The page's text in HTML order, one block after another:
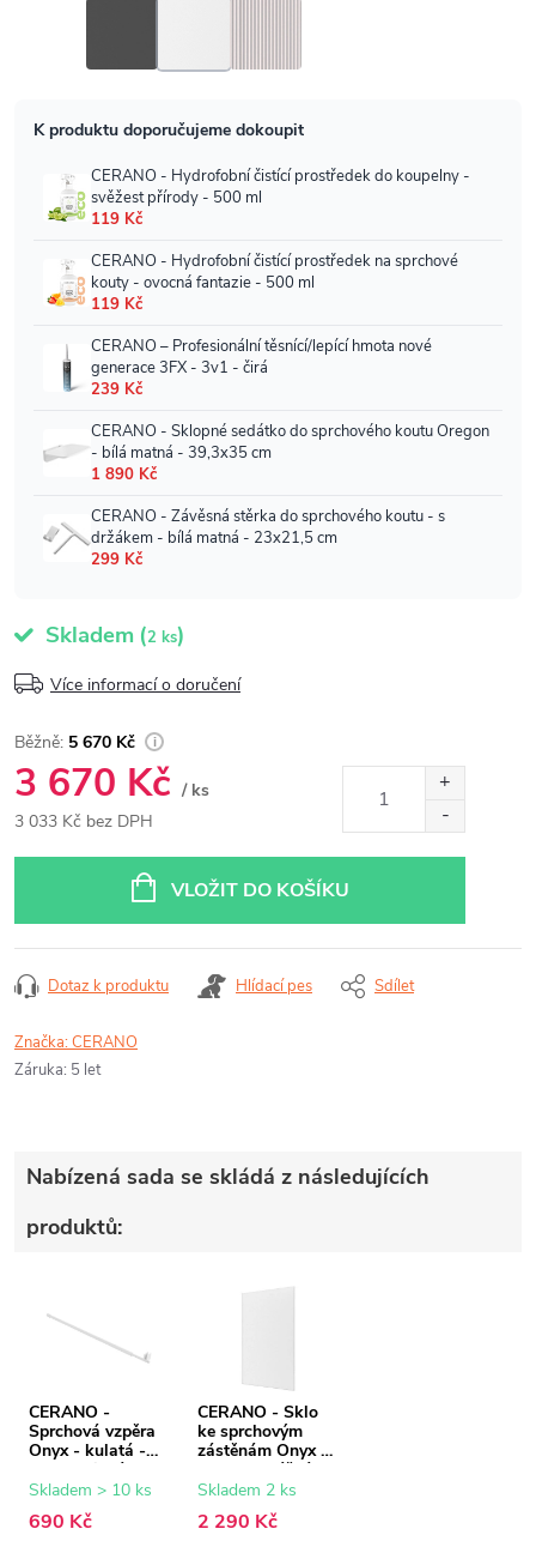
Skladem (2 ks)
Více informací o doručení
5 670 Kč
3 670 Kč / ks
3 033 Kč bez DPH
VLOŽIT DO KOŠÍKU
Dotaz k produktu Hlídací pes Sdílet
Značka:CERANO
Záruka: 5 let
Nabízená sada se skládá z následujících
produktů:
CERANO -
Sprchová vzpěra
Onyx - kulatá -
teleskopická -
bílá - 77-140 cm
Skladem > 10 ks
690 Kč
CERANO - Sklo
ke sprchovým
zástěnám Onyx -
8 mm - mléčné
sklo - 50x200 cm
Skladem 2 ks
2 290 Kč